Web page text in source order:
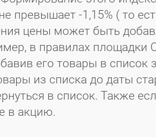
превышает -1,15% ( то
цены может быть
в правилах площадки
его товары в список
из списка до даты
в список. Также
в акцию.